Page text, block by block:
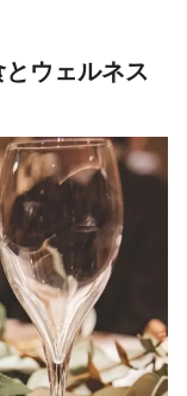
ウェルネス